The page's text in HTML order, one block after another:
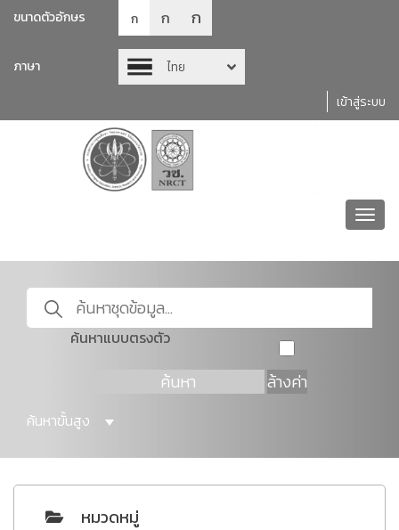
ขนาดตัวอักษร ก ก ก
ภาษา
ไทย
เข้าสู่ระบบ
ค้นหาแบบตรงตัว
ค้นหา ล้างค่า
ค้นหาขั้นสูง
หมวดหมู่